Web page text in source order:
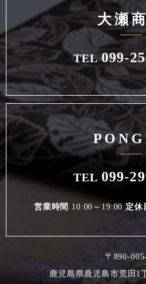
大瀬
TEL099-
TEL 099-
営業時間 10:00～19:00 定休
〒890-
鹿児島県鹿児島市荒田1